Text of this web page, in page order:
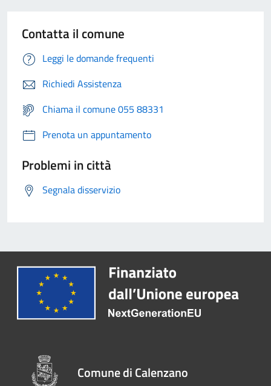
Contatta il comune
Leggi le domande frequenti
Richiedi Assistenza
Chiama il comune 055 88331
Prenota un appuntamento
Problemi in città
Segnala disservizio
Comune di Calenzano